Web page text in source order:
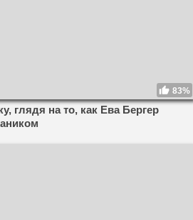
83%
глядя на то, как Ева Бергер